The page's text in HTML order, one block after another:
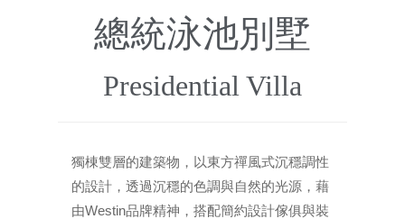
總統泳池別墅
Presidential Villa
獨棟雙層的建築物，以東方禪風式沉穩調性
的設計，透過沉穩的色調與自然的光源，藉
由Westin品牌精神，搭配簡約設計傢俱與裝